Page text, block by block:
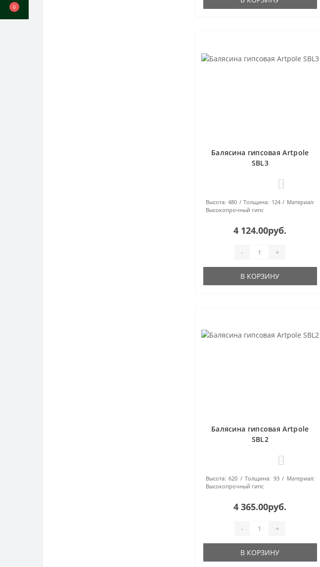
0
Балясина гипсовая Artpole
SBL3
Высота: 480 Толщина: 124
Материал:
Высокопрочный гипс
4 124.00руб.
- +
В КОРЗИНУ
Балясина гипсовая Artpole
SBL2
Высота: 620 Толщина: 93
Материал:
Высокопрочный гипс
4 365.00руб.
- +
В КОРЗИНУ